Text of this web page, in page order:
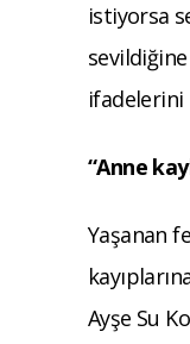
istiyorsa
sevildiğine
ifadelerini
“Anne
Yaşanan
Ayşe Su